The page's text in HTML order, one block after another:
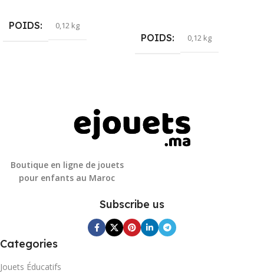
POIDS 0,12 kg
POIDS 0,12 kg
Boutique en ligne de jouets
pour enfants au Maroc
Subscribe us
Categories
Jouets Éducatifs